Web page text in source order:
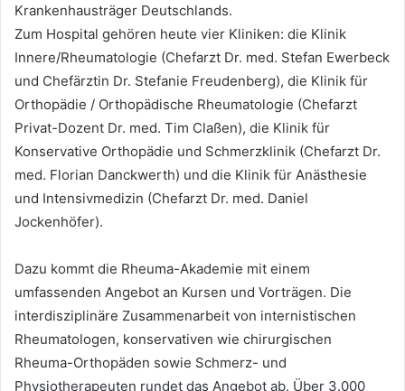
Krankenhausträger Deutschlands.
Zum Hospital gehören heute vier Kliniken: die Klinik
Innere/Rheumatologie (Chefarzt Dr. med. Stefan Ewerbeck
und Chefärztin Dr. Stefanie Freudenberg), die Klinik für
Orthopädie / Orthopädische Rheumatologie (Chefarzt
Privat-Dozent Dr. med. Tim Claßen), die Klinik für
Konservative Orthopädie und Schmerzklinik (Chefarzt Dr.
med. Florian Danckwerth) und die Klinik für Anästhesie
und Intensivmedizin (Chefarzt Dr. med. Daniel
Jockenhöfer).
Dazu kommt die Rheuma-Akademie mit einem
umfassenden Angebot an Kursen und Vorträgen. Die
interdisziplinäre Zusammenarbeit von internistischen
Rheumatologen, konservativen wie chirurgischen
Rheuma-Orthopäden sowie Schmerz- und
Physiotherapeuten rundet das Angebot ab. Über 3.000